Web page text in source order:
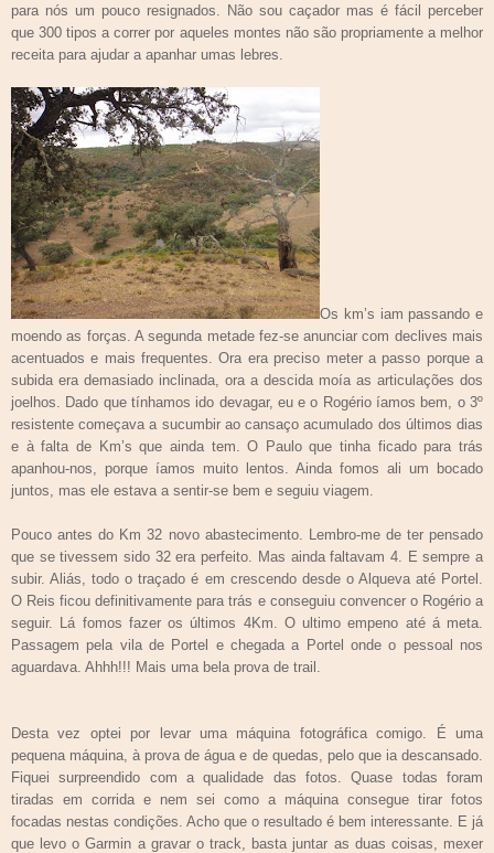
para nós um pouco resignados. Não sou caçador mas é fácil perceber
que 300 tipos a correr por aqueles montes não são propriamente a melhor
receita para ajudar a apanhar umas lebres.
Os km’s iam passando e
moendo as forças. A segunda metade fez-se anunciar com declives mais
acentuados e mais frequentes. Ora era preciso meter a passo porque a
subida era demasiado inclinada, ora a descida moía as articulações dos
joelhos. Dado que tínhamos ido devagar, eu e o Rogério íamos bem, o 3º
resistente começava a sucumbir ao cansaço acumulado dos últimos dias
e à falta de Km’s que ainda tem.O Paulo que tinha ficado para trás
apanhou-nos, porque íamos muito lentos. Ainda fomos ali um bocado
juntos, mas ele estava a sentir-se bem e seguiu viagem.
Pouco antes do Km 32 novo abastecimento. Lembro-me de ter pensado
que se tivessem sido 32 era perfeito. Mas ainda faltavam 4. E sempre a
subir. Aliás, todo o traçado é em crescendo desde o Alqueva até Portel.
O Reis ficou definitivamente para trás e conseguiu convencer o Rogério a
seguir. Lá fomos fazer os últimos 4Km. O ultimo empeno até á meta.
Passagem pela vila de Portel e chegada a Portel onde o pessoal nos
aguardava. Ahhh!!! Mais uma bela prova de trail.
Desta vez optei por levar uma máquina fotográfica comigo. É uma
pequena máquina, à prova de água e de quedas, pelo que ia descansado.
Fiquei surpreendido com a qualidade das fotos. Quase todas foram
tiradas em corrida e nem sei como a máquina consegue tirar fotos
focadas nestas condições. Acho que o resultado é bem interessante. E já
que levo o Garmin a gravar o track, basta juntar as duas coisas, mexer